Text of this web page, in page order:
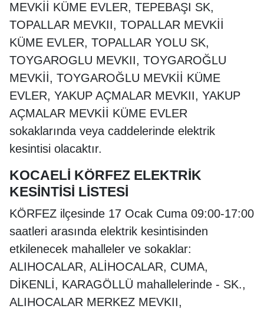
MEVKİİ KÜME EVLER, TEPEBAŞI SK,
TOPALLAR MEVKII, TOPALLAR MEVKİİ
KÜME EVLER, TOPALLAR YOLU SK,
TOYGAROGLU MEVKII, TOYGAROĞLU
MEVKİİ, TOYGAROĞLU MEVKİİ KÜME
EVLER, YAKUP AÇMALAR MEVKII, YAKUP
AÇMALAR MEVKİİ KÜME EVLER
sokaklarında veya caddelerinde elektrik
kesintisi olacaktır.
KOCAELİ KÖRFEZ ELEKTRİK
KESİNTİSİ LİSTESİ
KÖRFEZ ilçesinde 17 Ocak Cuma 09:00-17:00
saatleri arasında elektrik kesintisinden
etkilenecek mahalleler ve sokaklar:
ALIHOCALAR, ALİHOCALAR, CUMA,
DİKENLİ, KARAGÖLLÜ mahallelerinde - SK.,
ALIHOCALAR MERKEZ MEVKII,